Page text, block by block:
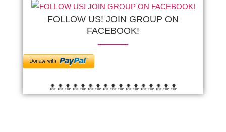
FOLLOW US! JOIN GROUP ON
FACEBOOK!
🔝🔝🔝🔝🔝🔝 🔝🔝🔝🔝🔝🔝 🔝🔝🔝🔝🔝